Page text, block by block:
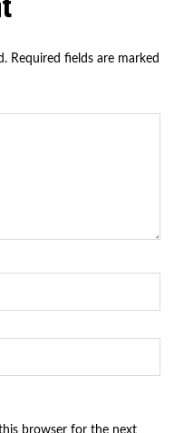
Required fields are marked
browser for the next